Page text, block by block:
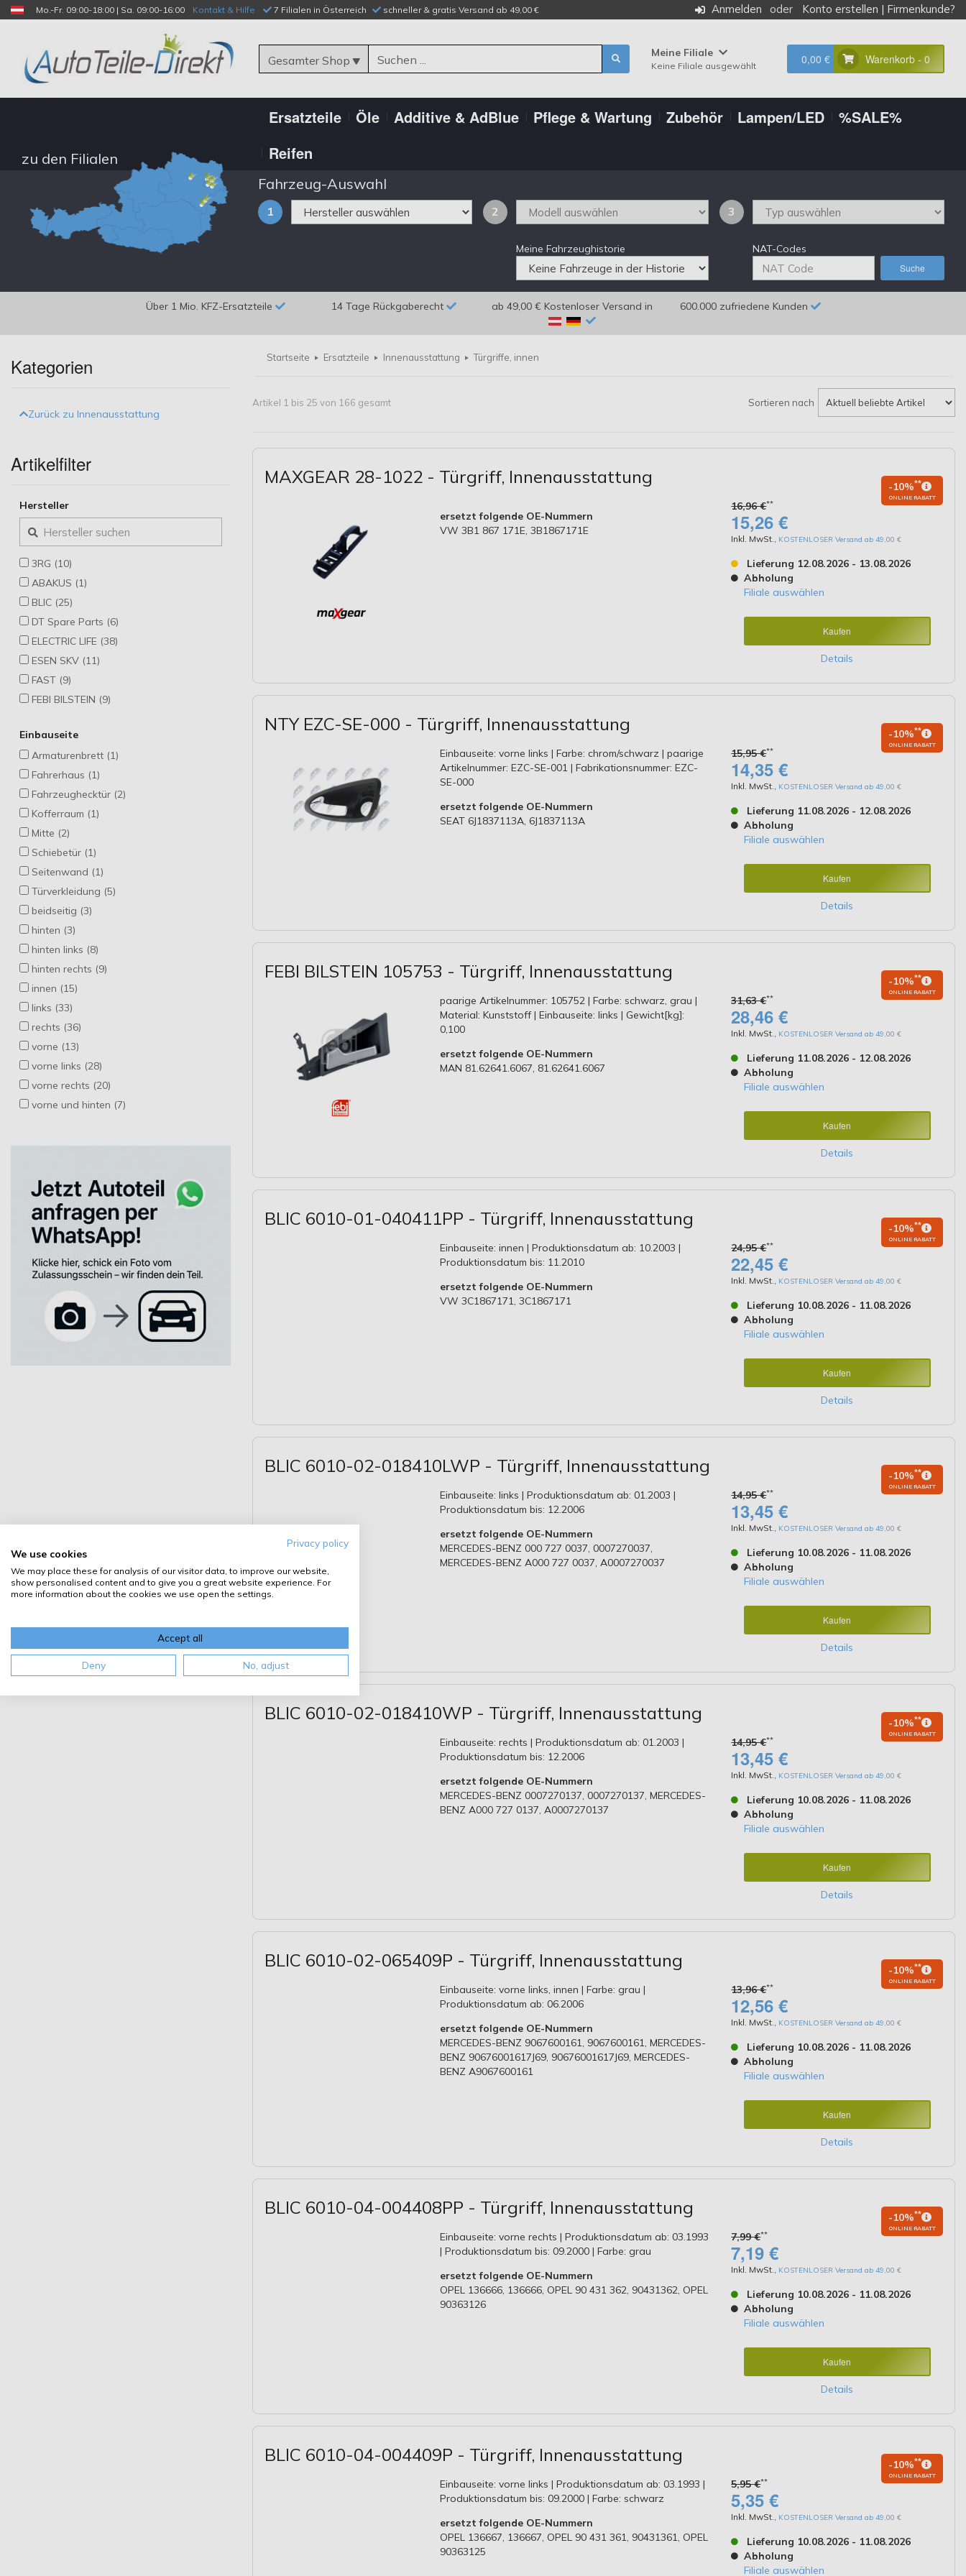
Mo.-Fr. 09:00-18:00 | Sa. 09:00-16:00 Kontakt & Hilfe 7 Filialen in Österreich schneller & gratis Versand ab 49,00 € Anmelden Konto erstellen | Firmenkunde?
Gesamter Shop
Meine Filiale
Keine Filiale ausgewählt 0,00 € Warenkorb - 0
Ersatzteile Öle Additive & AdBlue Pflege & Wartung Zubehör Lampen/LED
%SALE%
Reifen
zu den Filialen
Fahrzeug-Auswahl
1 2 3
Meine Fahrzeughistorie NAT-Codes
Suche
Über 1 Mio. KFZ-Ersatzteile 14 Tage Rückgaberecht ab 49,00 € Kostenloser Versand in 600.000 zufriedene Kunden
Startseite Ersatzteile Innenausstattung Türgriffe, innen
Artikel 1 bis 25 von 166 gesamt Sortieren nach
MAXGEAR 28-1022 - Türgriff, Innenausstattung
ersetzt folgende OE-Nummern
VW 3B1 867 171E, 3B1867171E
16,96 €**
-10%**
ONLINE RABATT
15,26 €
Inkl. MwSt., KOSTENLOSER Versand ab 49,00 €
Lieferung 12.08.2026 - 13.08.2026
Abholung
Filiale auswählen
Kaufen
Details
NTY EZC-SE-000 - Türgriff, Innenausstattung
Einbauseite: vorne links | Farbe: chrom/schwarz | paarige
Artikelnummer: EZC-SE-001 | Fabrikationsnummer: EZC-
SE-000
ersetzt folgende OE-Nummern
SEAT 6J1837113A, 6J1837113A
15,95 €**
-10%**
ONLINE RABATT
14,35 €
Inkl. MwSt., KOSTENLOSER Versand ab 49,00 €
Lieferung 11.08.2026 - 12.08.2026
Abholung
Filiale auswählen
Kaufen
Details
FEBI BILSTEIN 105753 - Türgriff, Innenausstattung
paarige Artikelnummer: 105752 | Farbe: schwarz, grau |
Material: Kunststoff | Einbauseite: links | Gewicht[kg]:
0,100
ersetzt folgende OE-Nummern
MAN 81.62641.6067, 81.62641.6067
31,63 €**
-10%**
ONLINE RABATT
28,46 €
Inkl. MwSt., KOSTENLOSER Versand ab 49,00 €
Lieferung 11.08.2026 - 12.08.2026
Abholung
Filiale auswählen
Kaufen
Details
BLIC 6010-01-040411PP - Türgriff, Innenausstattung
Einbauseite: innen | Produktionsdatum ab: 10.2003 |
Produktionsdatum bis: 11.2010
ersetzt folgende OE-Nummern
VW 3C1867171, 3C1867171
24,95 €**
-10%**
ONLINE RABATT
22,45 €
Inkl. MwSt., KOSTENLOSER Versand ab 49,00 €
Lieferung 10.08.2026 - 11.08.2026
Abholung
Filiale auswählen
Kaufen
Details
BLIC 6010-02-018410LWP - Türgriff, Innenausstattung
Einbauseite: links | Produktionsdatum ab: 01.2003 |
Produktionsdatum bis: 12.2006
ersetzt folgende OE-Nummern
MERCEDES-BENZ 000 727 0037, 0007270037,
MERCEDES-BENZ A000 727 0037, A0007270037
14,95 €**
-10%**
ONLINE RABATT
13,45 €
Inkl. MwSt., KOSTENLOSER Versand ab 49,00 €
Lieferung 10.08.2026 - 11.08.2026
Abholung
Filiale auswählen
Kaufen
Details
BLIC 6010-02-018410WP - Türgriff, Innenausstattung
Einbauseite: rechts | Produktionsdatum ab: 01.2003 |
Produktionsdatum bis: 12.2006
ersetzt folgende OE-Nummern
MERCEDES-BENZ 0007270137, 0007270137, MERCEDES-
BENZ A000 727 0137, A0007270137
14,95 €**
-10%**
ONLINE RABATT
13,45 €
Inkl. MwSt., KOSTENLOSER Versand ab 49,00 €
Lieferung 10.08.2026 - 11.08.2026
Abholung
Filiale auswählen
Kaufen
Details
BLIC 6010-02-065409P - Türgriff, Innenausstattung
Einbauseite: vorne links, innen | Farbe: grau |
Produktionsdatum ab: 06.2006
ersetzt folgende OE-Nummern
MERCEDES-BENZ 9067600161, 9067600161, MERCEDES-
BENZ 90676001617J69, 90676001617J69, MERCEDES-
BENZ A9067600161
13,96 €**
-10%**
ONLINE RABATT
12,56 €
Inkl. MwSt., KOSTENLOSER Versand ab 49,00 €
Lieferung 10.08.2026 - 11.08.2026
Abholung
Filiale auswählen
Kaufen
Details
BLIC 6010-04-004408PP - Türgriff, Innenausstattung
Einbauseite: vorne rechts | Produktionsdatum ab: 03.1993
| Produktionsdatum bis: 09.2000 | Farbe: grau
ersetzt folgende OE-Nummern
OPEL 136666, 136666, OPEL 90 431 362, 90431362, OPEL
90363126
7,99 €**
-10%**
ONLINE RABATT
7,19 €
Inkl. MwSt., KOSTENLOSER Versand ab 49,00 €
Lieferung 10.08.2026 - 11.08.2026
Abholung
Filiale auswählen
Kaufen
Details
BLIC 6010-04-004409P - Türgriff, Innenausstattung
Einbauseite: vorne links | Produktionsdatum ab: 03.1993 |
Produktionsdatum bis: 09.2000 | Farbe: schwarz
ersetzt folgende OE-Nummern
OPEL 136667, 136667, OPEL 90 431 361, 90431361, OPEL
90363125
5,95 €**
-10%**
ONLINE RABATT
5,35 €
Inkl. MwSt., KOSTENLOSER Versand ab 49,00 €
Lieferung 10.08.2026 - 11.08.2026
Abholung
Filiale auswählen
Kategorien
Zurück zu Innenausstattung
Artikelfilter
Hersteller
3RG (10)
ABAKUS (1)
BLIC (25)
DT Spare Parts (6)
ELECTRIC LIFE (38)
ESEN SKV (11)
FAST (9)
FEBI BILSTEIN (9)
MIRAGLIO (25)
NTY (22)
PACOL (1)
TOPRAN (4)
TRUCKTEC AUTOMOTIVE (2)
VAICO (2)
Einbauseite
Armaturenbrett (1)
Fahrerhaus (1)
Fahrzeughecktür (2)
Kofferraum (1)
Mitte (2)
Schiebetür (1)
Seitenwand (1)
Türverkleidung (5)
beidseitig (3)
hinten (3)
hinten links (8)
hinten rechts (9)
innen (15)
links (33)
rechts (36)
vorne (13)
vorne links (28)
vorne rechts (20)
vorne und hinten (7)
Privacy policy
We use cookies
We may place these for analysis of our visitor data, to improve our website,
show personalised content and to give you a great website experience. For
more information about the cookies we use open the settings.
Accept all
Deny No, adjust